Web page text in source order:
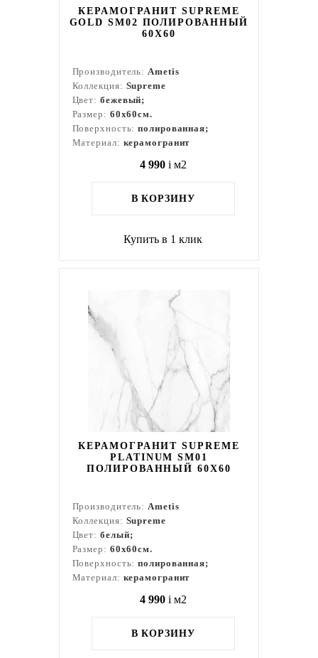
КЕРАМОГРАНИТ SUPREME
GOLD SM02 ПОЛИРОВАННЫЙ
60X60
Производитель:Ametis
Коллекция: Supreme
Цвет: бежевый;
Размер: 60x60см.
Поверхность:полированная;
Материал: керамогранит
4 990 i м2
В КОРЗИНУ
Купить в 1 клик
КЕРАМОГРАНИТ SUPREME
PLATINUM SM01
ПОЛИРОВАННЫЙ 60X60
Производитель:Ametis
Коллекция: Supreme
Цвет: белый;
Размер: 60x60см.
Поверхность:полированная;
Материал: керамогранит
4 990 i м2
В КОРЗИНУ